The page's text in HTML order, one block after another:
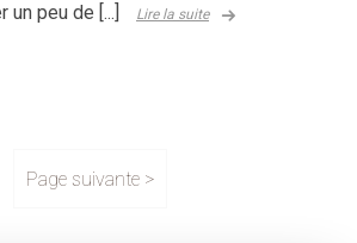
peu de [...]
Lire la suite
Page suivante >